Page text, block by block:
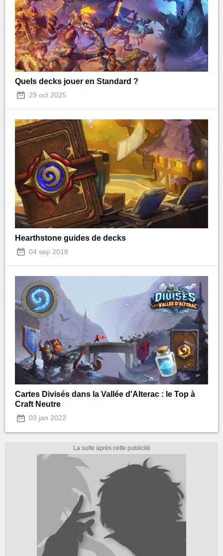
Quels decks jouer en Standard ?
29 oct 2025
Hearthstone guides de decks
04 sep 2018
Cartes Divisés dans la Vallée d'Alterac : le Top à
Craft Neutre
03 jan 2022